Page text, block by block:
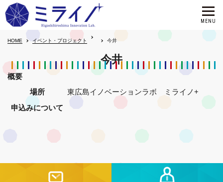
HOME イベント・プロジェクト 今井
今井
概要
場所
東広島イノベーションラボ ミライノ+
申込みについて